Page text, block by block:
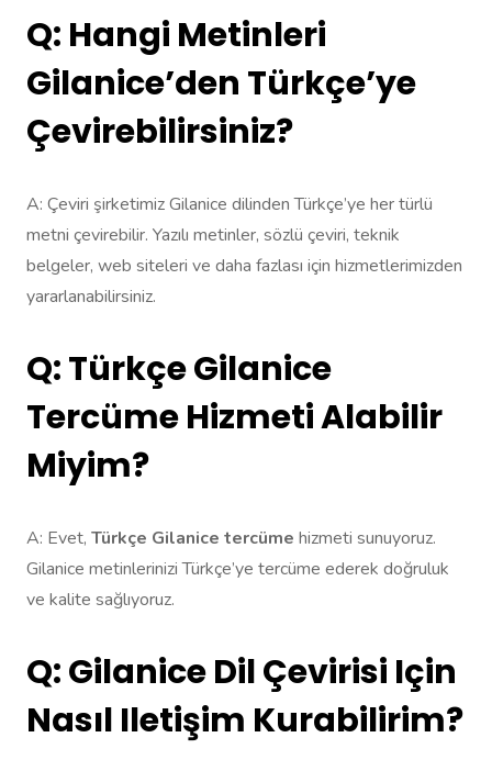
Q: Hangi Metinleri
Gilanice’den Türkçe’ye
Çevirebilirsiniz?
A: Çeviri şirketimiz Gilanice dilinden Türkçe’ye her türlü
metni çevirebilir. Yazılı metinler, sözlü çeviri, teknik
belgeler, web siteleri ve daha fazlası için hizmetlerimizden
yararlanabilirsiniz.
Q: Türkçe Gilanice
Tercüme Hizmeti Alabilir
Miyim?
A: Evet, Türkçe Gilanice tercüme hizmeti sunuyoruz.
Gilanice metinlerinizi Türkçe’ye tercüme ederek doğruluk
ve kalite sağlıyoruz.
Q: Gilanice Dil Çevirisi Için
Nasıl Iletişim Kurabilirim?